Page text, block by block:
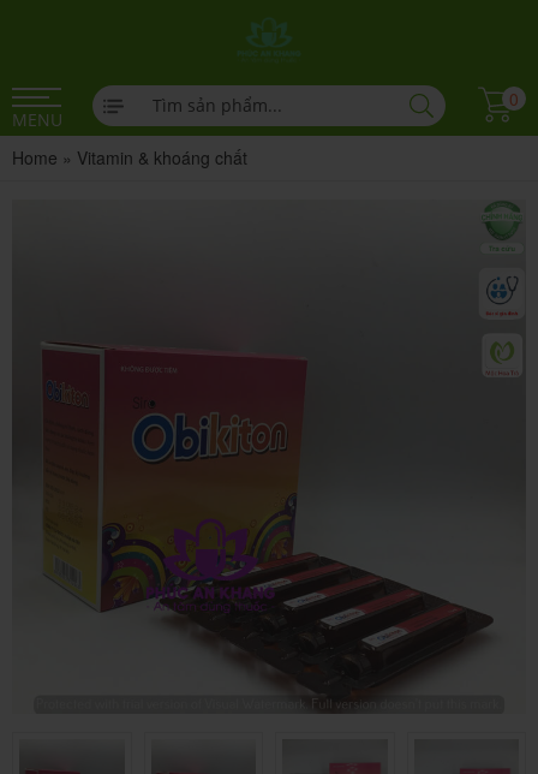
MENU
0
Home » Vitamin & khoáng chất